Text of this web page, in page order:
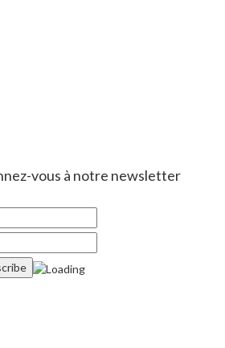
vous à notre newsletter